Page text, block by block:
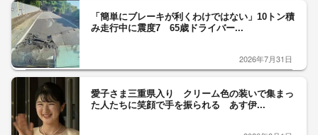
「簡単にブレーキが利くわけではない」10トン積
み走行中に震度7 65歳ドライバー...
2026年7月31日
愛子さま三重県入り クリーム色の装いで集まっ
た人たちに笑顔で手を振られる あす伊...